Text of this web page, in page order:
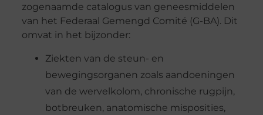
zogenaamde catalogus van geneesmiddelen
van het Federaal Gemengd Comité (G-BA). Dit
omvat in het bijzonder:
Ziekten van de steun- en
bewegingsorganen zoals aandoeningen
van de wervelkolom, chronische rugpijn,
botbreuken, anatomische misposities,